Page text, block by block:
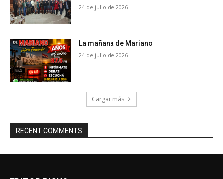
24 de julio de 2026
La mañana de Mariano
24 de julio de 2026
Cargar más
RECENT COMMENTS